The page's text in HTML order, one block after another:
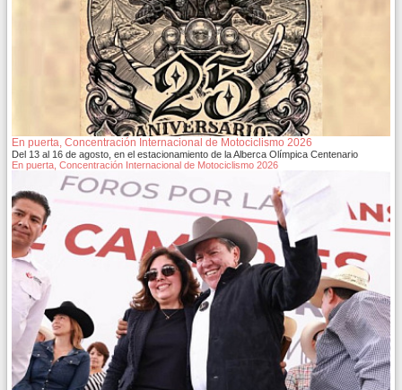
En puerta, Concentración Internacional de Motociclismo 2026
Del 13 al 16 de agosto, en el estacionamiento de la Alberca Olímpica Centenario
En puerta, Concentración Internacional de Motociclismo 2026